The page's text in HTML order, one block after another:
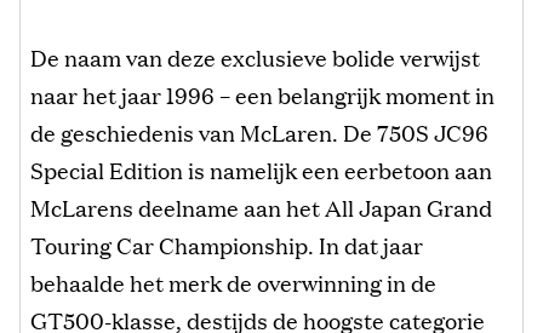
De naam van deze exclusieve bolide verwijst
naar het jaar 1996 – een belangrijk moment in
de geschiedenis van McLaren. De 750S JC96
Special Edition is namelijk een eerbetoon aan
McLarens deelname aan het All Japan Grand
Touring Car Championship. In dat jaar
behaalde het merk de overwinning in de
GT500-klasse, destijds de hoogste categorie